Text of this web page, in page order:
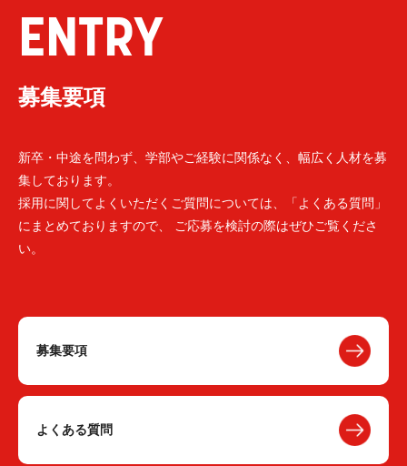
ENTRY
募集要項
新卒・中途を問わず、学部やご経験に関係なく、幅広く人材を募
集しております。
採用に関してよくいただくご質問については、「よくある質問」
にまとめておりますので、 ご応募を検討の際はぜひご覧くださ
い。
募集要項
よくある質問